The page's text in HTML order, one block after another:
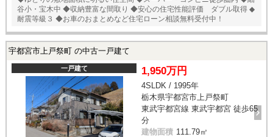
谷小・宝木中 ◆収納豊富な間取り ◆安心の住宅性能評価 ダブル取得 ◆
耐震等級３ ◆お車のおまとめなど住宅ローン相談無料受付中！
宇都宮市上戸祭町 の中古一戸建て
一戸建て 1,950万円
4SLDK / 1995年
栃木県宇都宮市上戸祭町
東武宇都宮線 東武宇都宮 徒歩65
分
建物面積 111.79㎡